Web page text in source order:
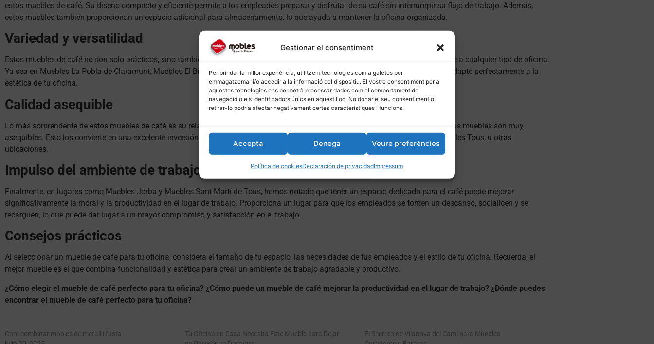
Gestionar el consentiment
Per brindar la millor experiència, utilitzem tecnologies com a galetes per
emmagatzemar i/o accedir a la informació del dispositiu. El vostre consentiment per a
aquestes tecnologies ens permetrà processar dades com el comportament de
navegació o els identificadors únics en aquest lloc. No donar el seu consentiment o
retirar-lo podria afectar negativament certes característiques i funcions.
Accepta Denega Veure preferències
Política de cookiesDeclaración de privacidadImpressum
estos muebles de café. Su diseño compacto y eficiente permite a los empleados preparar y disfrutar de su café sin interrumpir su flujo de trabajo. Además,
estos muebles también proporcionan un espacio adicional para almacenamiento, lo que ayuda a mantener la oficina organizada.
Variedad y versatilidad
Estos muebles de café no son solo prácticos, sino también versátiles. Ofrecen una amplia gama de estilos y diseños para adaptarse a cualquier tipo de oficina.
Ya sea en Muebles La Pobla de Claramunt, Muebles El Bruc o Muebles Calaf, siempre podrás encontrar un mueble de café que se adapte perfectamente a la
estética de tu oficina.
Calidad asequible
Lo más sorprendente de estos muebles de café es su relación calidad-precio. A pesar de su diseño moderno y su funcionalidad, estos muebles son muy
asequibles. Esto los convierte en una excelente inversión para cualquier oficina, ya sea en Muebles Castellolí, Muebles Carme, Muebles Tous, u otras
ubicaciones.
Impulso del ambiente de trabajo
Finalmente, en lugares como Muebles Jorba y Muebles Sant Martí de Tous, hemos notado que tener un espacio dedicado para el café puede mejorar
significativamente la moral y la productividad en el lugar de trabajo. Proporciona un lugar para que los empleados se tomen un descanso, socialicen y se
recarguen, lo que puede dar lugar a un mayor compromiso y satisfacción en el trabajo.
Consejos prácticos
Al seleccionar un mueble de café para tu oficina, considera el tamaño de tu espacio, las necesidades de tus empleados y el estilo de tu oficina. Recuerda, el
mejor mueble es el que combina funcionalidad y estética para crear un ambiente de trabajo agradable y productivo.
¿Cómo elegir el mueble de café perfecto para tu oficina? ¿Cómo puede un mueble de café mejorar la productividad en el lugar de trabajo? ¿Dónde puedes
encontrar el mueble de café perfecto para tu oficina?
Com combinar mobles de metall i fusta
Tu Oficina en Casa Necesita Este Mueble para Dejar
El Secreto de Vilanova del Camí para Muebles